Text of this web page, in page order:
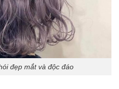
đẹp mắt và độc đáo